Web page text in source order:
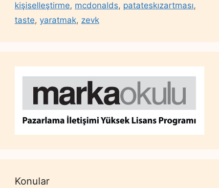
kişiselleştirme, mcdonalds, patateskızartması,
taste, yaratmak, zevk
Konular